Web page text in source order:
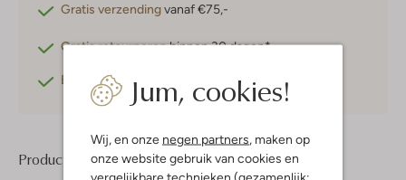
Jum, cookies!
Wij, en onze negen partners, maken op
onze website gebruik van cookies en
vergelijkbare technieken (gezamenlijk:
Gratis verzendingvanaf €75,-
Gratis retournerenbinnen 30 dagen*
Betaal achteraf
Product informatie